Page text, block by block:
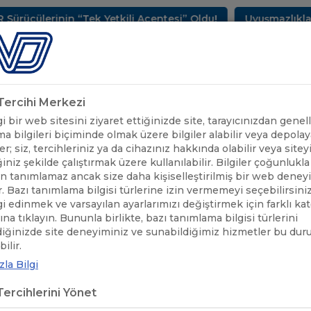
“Tek Yetkili Acentesi” Oldu! Uyuşmazlıkların
SEKTÖREL BİLGİLER UND YAYINLARI
ÖNEMLİ DUYURULAR / IRU’DAN 3 ÜCRETSİZ İNTERNET SEMİNERİ
3 ÜCRETSİZ İNTERNET
Merkezi
bir web sitesini ziyaret ettiğinizde site, tarayıcınızdan
bilgileri biçiminde olmak üzere bilgiler alabilir veya
siz, tercihleriniz ya da cihazınız hakkında olabilir veya siteyi
şekilde çalıştırmak üzere kullanılabilir. Bilgiler
tanımlamaz ancak size daha kişiselleştirilmiş bir web
Bazı tanımlama bilgisi türlerine izin vermemeyi
edinmek ve varsayılan ayarlarımızı değiştirmek için farklı
tıklayın. Bununla birlikte, bazı tanımlama bilgisi türlerini
site deneyiminiz ve sunabildiğimiz hizmetler bu
Bilgi
Yönet